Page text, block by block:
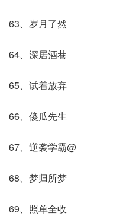
63、岁月了然
64、深居酒巷
65、试着放弃
66、傻瓜先生
67、逆袭学霸@
68、梦归所梦
69、照单全收